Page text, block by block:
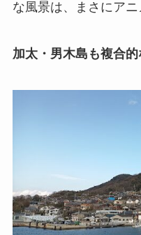
な風景は、まさにアニ
加太・男木島も複合